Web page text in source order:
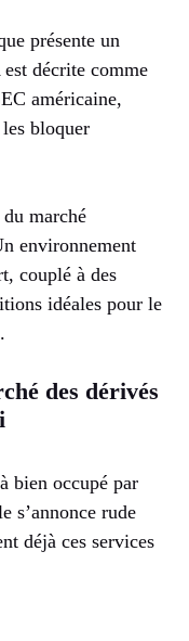
présente un
décrite comme
américaine,
bloquer
marché
environnement
couplé à des
idéales pour le
des dérivés
bien occupé par
s’annonce rude
déjà ces services